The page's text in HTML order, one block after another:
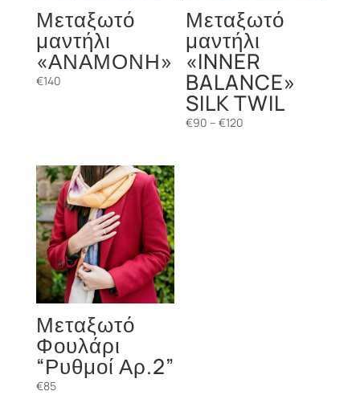
Μεταξωτό
μαντήλι
«ΑΝΑΜΟΝΗ»
€140
Μεταξωτό
μαντήλι
«INNER
BALANCE»
SILK TWIL
€90 – €120
Μεταξωτό
Φουλάρι
“Ρυθμοί Αρ.2”
€85